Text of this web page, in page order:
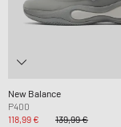
New Balance
P400
118,99 €
139,99 €